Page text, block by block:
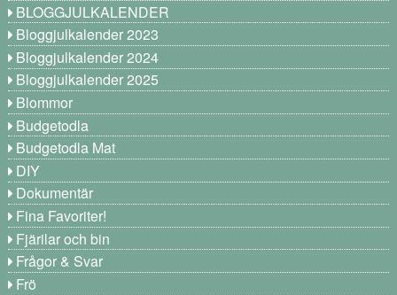
BLOGGJULKALENDER
Bloggjulkalender 2023
Bloggjulkalender 2024
Bloggjulkalender 2025
Blommor
Budgetodla
Budgetodla Mat
DIY
Dokumentär
Fina Favoriter!
Fjärilar och bin
Frågor & Svar
Frö